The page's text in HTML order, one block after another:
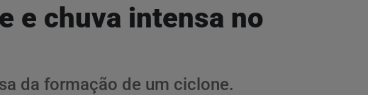
e chuva intensa no
da formação de um ciclone.